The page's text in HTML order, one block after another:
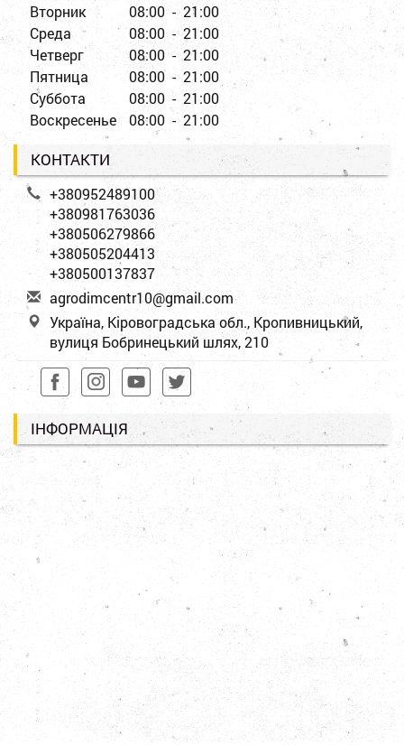
Вторник
08:00 - 21:00
Среда
08:00 - 21:00
Четверг
08:00 - 21:00
Пятница
08:00 - 21:00
Суббота
08:00 - 21:00
Воскресенье
08:00 - 21:00
КОНТАКТИ
+380952489100
+380981763036
+380506279866
+380505204413
+380500137837
agrodimcentr10@gmail.com
Україна, Кіровоградська обл., Кропивницький,
вулиця Бобринецький шлях, 210
ІНФОРМАЦІЯ